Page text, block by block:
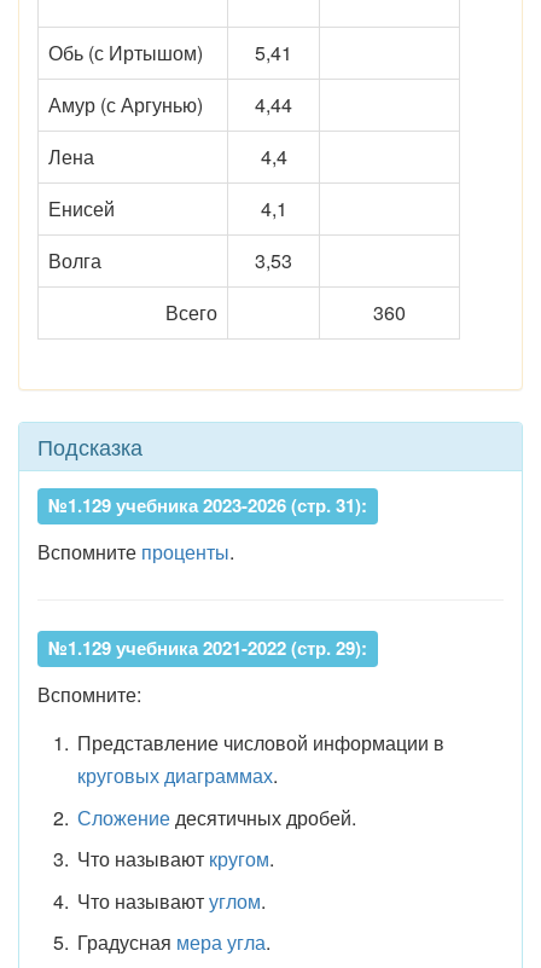
Обь (с Иртышом)
5,41
Амур (с Аргунью)
4,44
Лена
4,4
Енисей
4,1
Волга
3,53
Всего
360
Подсказка
№1.129 учебника 2023-2026 (стр. 31):
Вспомните проценты.
№1.129 учебника 2021-2022 (стр. 29):
Вспомните:
Представление числовой информации в
круговых диаграммах.
Сложениедесятичных дробей.
Что называют кругом.
Что называютуглом.
Градусная мера угла.